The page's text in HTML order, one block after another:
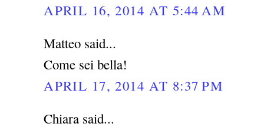
APRIL 16, 2014 AT 5:44 AM
Matteo said...
Come sei bella!
APRIL 17, 2014 AT 8:37 PM
Chiara said...